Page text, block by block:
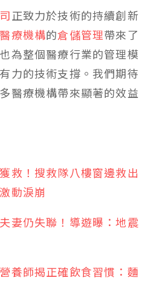
正致力於技術的持續創新
醫療機構的倉儲管理帶來了
為整個醫療行業的管理模
力的技術支撐。我們期待
醫療機構帶來顯著的效益
救！搜救隊八樓窗邊救出
動淚崩
妻仍失聯！導遊曝：地震
養師揭正確飲食習慣：麵